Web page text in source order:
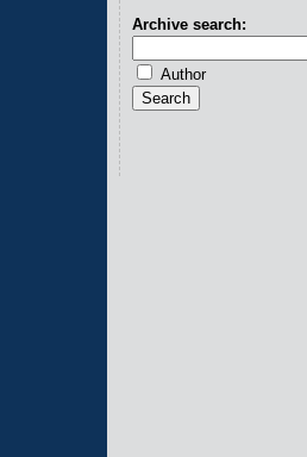
Archive search:
Author